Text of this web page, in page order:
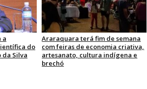
a
do
da Silva
Araraquara terá fim de semana
com feiras de economia criativa,
artesanato, cultura indígena e
brechó